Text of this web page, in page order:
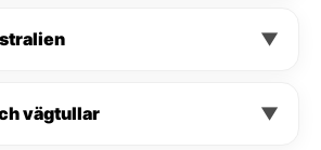
▼
vägtullar ▼